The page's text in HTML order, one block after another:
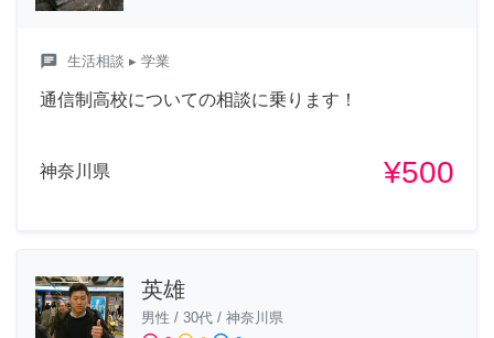
chat 生活相談 ▸ 学業
通信制高校についての相談に乗ります！
神奈川県 ¥500
英雄
男性 / 30代 / 神奈川県